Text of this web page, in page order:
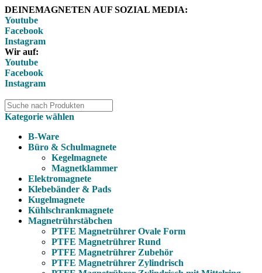
DEINEMAGNETEN AUF SOZIAL MEDIA:
Youtube
Facebook
Instagram
Wir auf:
Youtube
Facebook
Instagram
Kategorie wählen
B-Ware
Büro & Schulmagnete
Kegelmagnete
Magnetklammer
Elektromagnete
Klebebänder & Pads
Kugelmagnete
Kühlschrankmagnete
Magnetrührstäbchen
PTFE Magnetrührer Ovale Form
PTFE Magnetrührer Rund
PTFE Magnetrührer Zubehör
PTFE Magnetrührer Zylindrisch